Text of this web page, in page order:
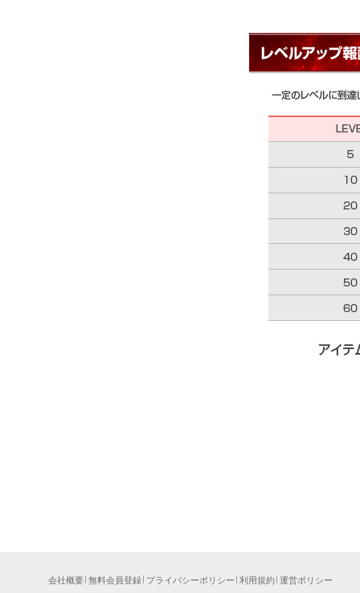
会社概要 無料会員登録 プライバシーポリシー 利用規約 運営ポリシー